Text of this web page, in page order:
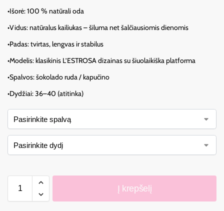
•Išorė: 100 % natūrali oda
•Vidus: natūralus kailiukas – šiluma net šalčiausiomis dienomis
•Padas: tvirtas, lengvas ir stabilus
•Modelis: klasikinis L’ESTROSA dizainas su šiuolaikiška platforma
•Spalvos: šokolado ruda / kapučino
•Dydžiai: 36–40 (atitinka)
Į krepšelį